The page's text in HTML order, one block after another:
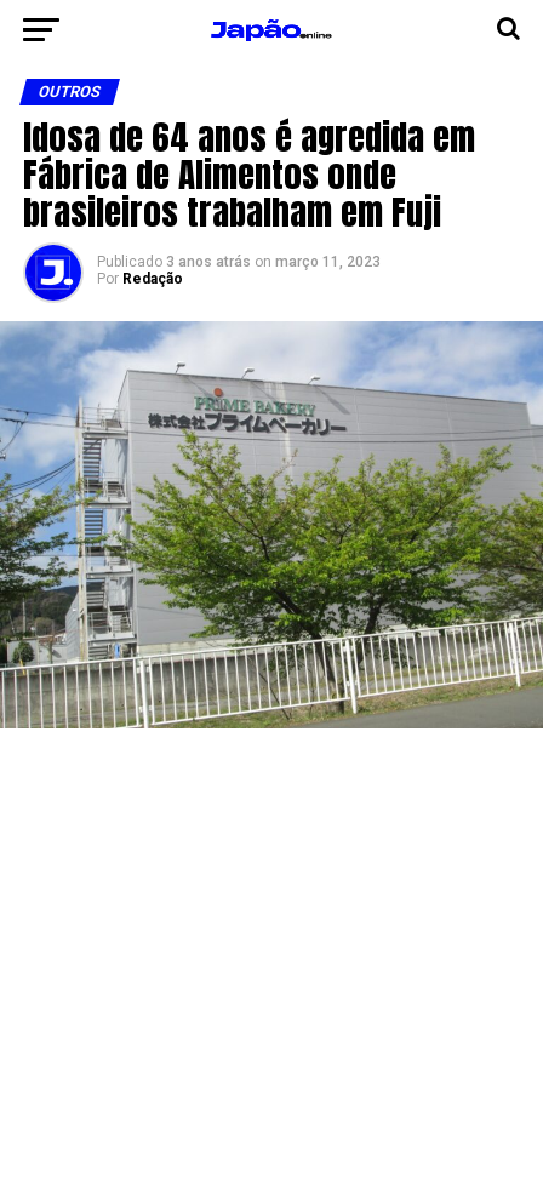
OUTROS
Idosa de 64 anos é agredida em
Fábrica de Alimentos onde
brasileiros trabalham em Fuji
Publicado 3 anos atrás on março 11, 2023
Por Redação